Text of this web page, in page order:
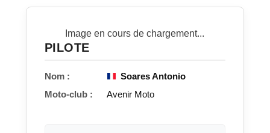
Image en cours de chargement...
PILOTE
Nom :
Soares Antonio
Moto-club :
Avenir Moto